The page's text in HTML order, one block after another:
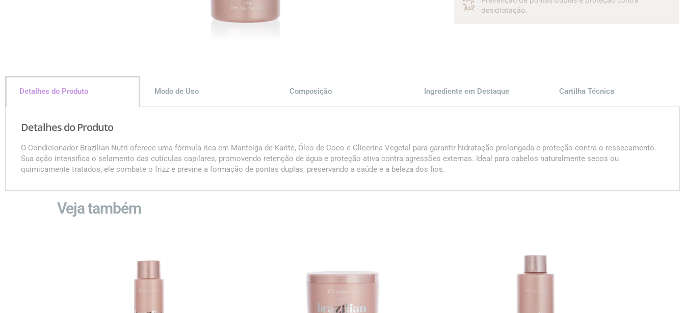
desidratação.
Detalhes do Produto Modo de Uso Composição Ingrediente em Destaque Cartilha Técnica
Detalhes do Produto
O Condicionador Brazilian Nutri oferece uma fórmula rica em Manteiga de Karité, Óleo de Coco e Glicerina Vegetal para garantir hidratação prolongada e proteção contra o ressecamento.
Sua ação intensifica o selamento das cutículas capilares, promovendo retenção de água e proteção ativa contra agressões externas. Ideal para cabelos naturalmente secos ou
quimicamente tratados, ele combate o frizz e previne a formação de pontas duplas, preservando a saúde e a beleza dos fios.
Veja também